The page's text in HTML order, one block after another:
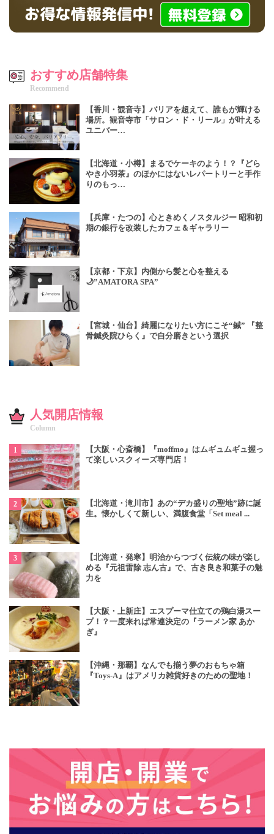
おすすめ店舗特集
Recommend
【香川・観音寺】バリアを超えて、誰もが輝ける
場所。観音寺市「サロン・ド・リール」が叶える
ユニバー…
【北海道・小樽】まるでケーキのよう！？『どら
やき小羽茶』のほかにはないレパートリーと手作
りのもっ…
【兵庫・たつの】心ときめくノスタルジー 昭和初
期の銀行を改装したカフェ＆ギャラリー
【京都・下京】内側から髪と心を整える
🌙”AMATORA SPA”
【宮城・仙台】綺麗になりたい方にこそ“鍼” 『整
骨鍼灸院ひらく』で自分磨きという選択
人気開店情報
Column
【大阪・心斎橋】『moffmo』はムギュムギュ握っ
て楽しいスクィーズ専門店！
【北海道・滝川市】あの“デカ盛りの聖地”跡に誕
生。懐かしくて新しい、満腹食堂「Set meal ...
【北海道・発寒】明治からつづく伝統の味が楽し
める『元祖雷除 志ん古』で、古き良き和菓子の魅
力を
【大阪・上新庄】エスプーマ仕立ての鶏白湯スー
プ！？一度来れば常連決定の『ラーメン家 あか
ぎ』
【沖縄・那覇】なんでも揃う夢のおもちゃ箱
『Toys-A』はアメリカ雑貨好きのための聖地！